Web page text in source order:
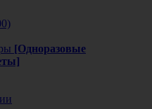
[Одноразовые